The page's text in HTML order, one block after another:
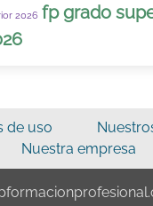
2026 fp grado
de uso
Nuestra empresa